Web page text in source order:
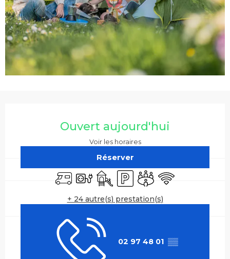
Ouvert aujourd'hui
Voir les horaires
Réserver
Accueil camping car
Branchements électriques
Jeux pour enfants / Espace jeux
ParkingSalle de réunion
WiFi
+ 24 autre(s) prestation(s)
02 97 48 01 ▒▒